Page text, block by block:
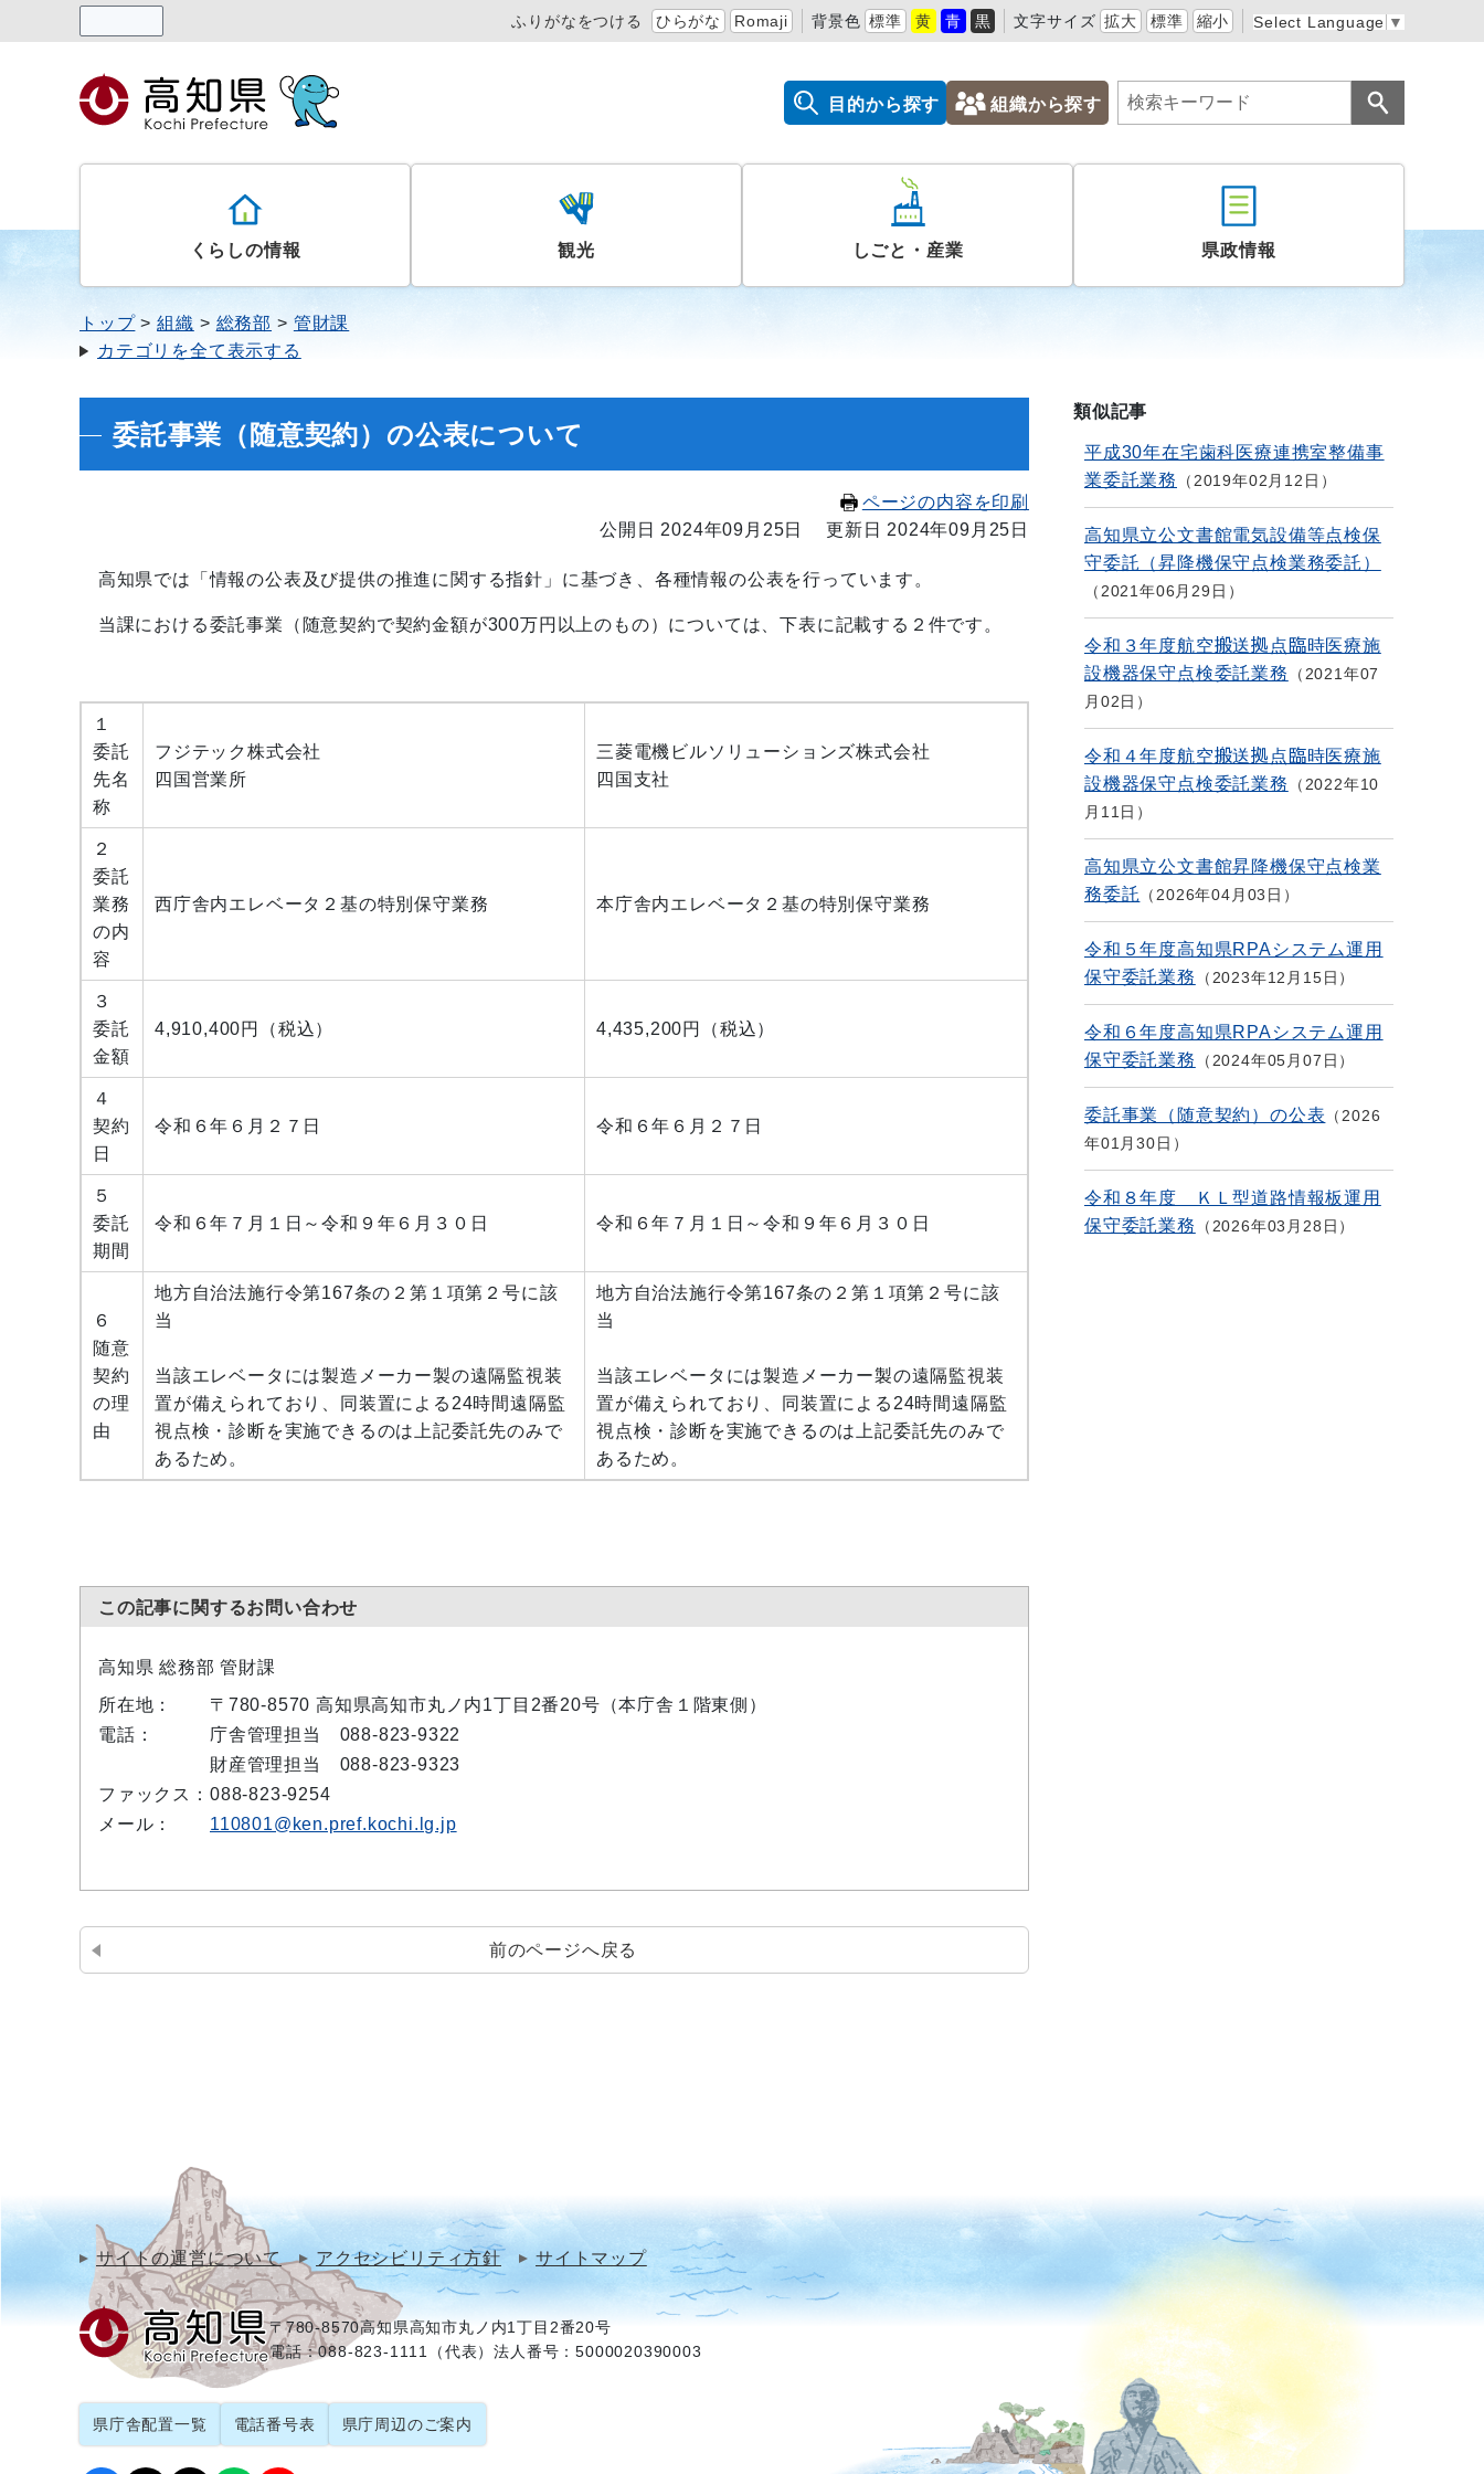
ふりがなをつける ひらがな Romaji 背景色 標準 黄 青 黒 文字サイズ 拡大 標準 縮小 Select Language ▼
目的から探す 組織から探す
くらしの情報 観光 しごと・産業 県政情報
トップ 組織 総務部
管財課
カテゴリを全て表示する
委託事業（随意契約）の公表について
ページの内容を印刷
公開日 2024年09月25日
更新日 2024年09月25日
高知県では「情報の公表及び提供の推進に関する指針」に基づき、各種情報の公表を行っています。
当課における委託事業（随意契約で契約金額が300万円以上のもの）については、下表に記載する２件です。
１
委託
先名
称
フジテック株式会社
四国営業所
三菱電機ビルソリューションズ株式会社
四国支社
２
委託
業務
の内
容
西庁舎内エレベータ２基の特別保守業務 本庁舎内エレベータ２基の特別保守業務
３
委託
金額
4,910,400円（税込） 4,435,200円（税込）
４
契約
日
令和６年６月２７日 令和６年６月２７日
５
委託
期間
令和６年７月１日～令和９年６月３０日 令和６年７月１日～令和９年６月３０日
６
随意
契約
の理
由
地方自治法施行令第167条の２第１項第２号に該
当
当該エレベータには製造メーカー製の遠隔監視装
置が備えられており、同装置による24時間遠隔監
視点検・診断を実施できるのは上記委託先のみで
あるため。
地方自治法施行令第167条の２第１項第２号に該
当
当該エレベータには製造メーカー製の遠隔監視装
置が備えられており、同装置による24時間遠隔監
視点検・診断を実施できるのは上記委託先のみで
あるため。
この記事に関するお問い合わせ
高知県 総務部 管財課
所在地：
〒780-8570 高知県高知市丸ノ内1丁目2番20号（本庁舎１階東側）
電話：
庁舎管理担当 088-823-9322
財産管理担当 088-823-9323
ファックス： 088-823-9254
メール：
110801@ken.pref.kochi.lg.jp
前のページへ戻る
類似記事
平成30年在宅歯科医療連携室整備事
業委託業務
2019年02月12日
高知県立公文書館電気設備等点検保
守委託（昇降機保守点検業務委託）
2021年06月29日
令和３年度航空搬送拠点臨時医療施
設機器保守点検委託業務
2021年07
月02日
令和４年度航空搬送拠点臨時医療施
設機器保守点検委託業務
2022年10
月11日
高知県立公文書館昇降機保守点検業
務委託
2026年04月03日
令和５年度高知県RPAシステム運用
保守委託業務
2023年12月15日
令和６年度高知県RPAシステム運用
保守委託業務
2024年05月07日
委託事業（随意契約）の公表
2026
年01月30日
令和８年度 ＫＬ型道路情報板運用
保守委託業務
2026年03月28日
サイトの運営について アクセシビリティ方針 サイトマップ
〒780-8570高知県高知市丸ノ内1丁目2番20号
電話：088-823-1111（代表）法人番号：5000020390003
県庁舎配置一覧 電話番号表 県庁周辺のご案内